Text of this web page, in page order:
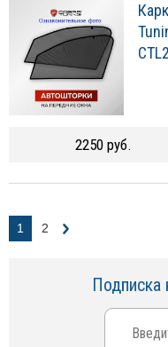
2250 руб.
1 2
Подписка